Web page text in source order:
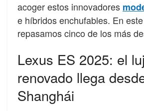
acoger estos innovadores
e híbridos enchufables. En
repasamos cinco de los más
Lexus ES 2025: el
renovado llega
Shanghái